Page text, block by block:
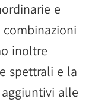
e
inoltre
spettrali e la
alle